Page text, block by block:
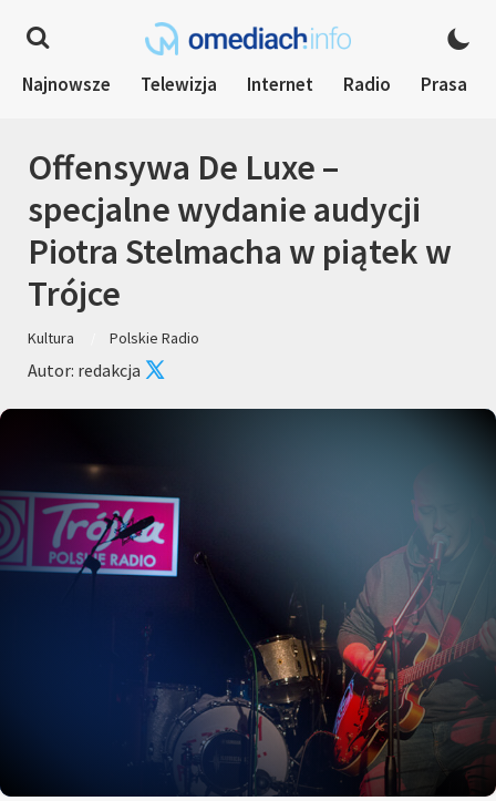
Najnowsze Telewizja Internet Radio Prasa
Offensywa De Luxe –
specjalne wydanie audycji
Piotra Stelmacha w piątek w
Trójce
Kultura Polskie Radio
Autor: redakcja